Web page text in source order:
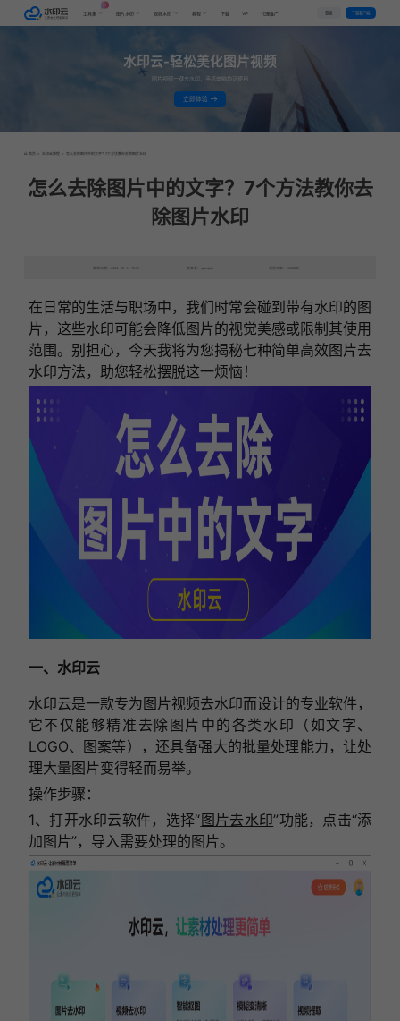
工具集 图片水印 视频水印 教程 下载 VIP 代理推广 登录 下载客户端
水印云-轻松美化图片视频
图片视频一键去水印，手机电脑均可使用
立即体验
首页 > 水印云教程 > 怎么去除图片中的文字？7个方法教你去除图片水印
怎么去除图片中的文字？7个方法教你去
除图片水印
发布日期：2024-09-14 10:07 发表者：qianqian 浏览次数：10638次
在日常的生活与职场中，我们时常会碰到带有水印的图
片，这些水印可能会降低图片的视觉美感或限制其使用
范围。别担心，今天我将为您揭秘七种简单高效图片去
水印方法，助您轻松摆脱这一烦恼！
一、水印云
水印云是一款专为图片视频去水印而设计的专业软件，
它不仅能够精准去除图片中的各类水印（如文字、
LOGO、图案等），还具备强大的批量处理能力，让处
理大量图片变得轻而易举。
操作步骤：
1、打开水印云软件，选择“图片去水印”功能，点击“添
加图片”，导入需要处理的图片。